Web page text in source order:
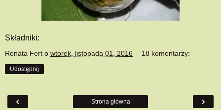
Składniki:
Renata Fert o wtorek, listopada 01, 2016 18 komentarzy:
Udostępnij
‹ ›
Strona główna